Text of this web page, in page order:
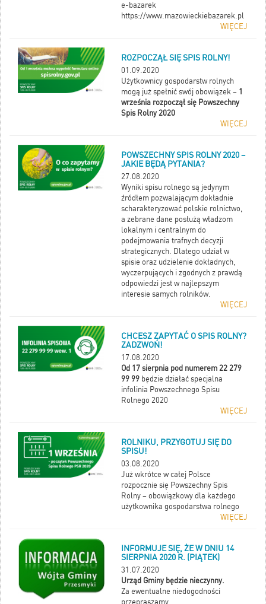
e-bazarek
https://www.mazowieckiebazarek.pl
WIĘCEJ
ROZPOCZĄŁ SIĘ SPIS ROLNY!
01.09.2020
Użytkownicy gospodarstw rolnych
mogą już spełnić swój obowiązek – 1
września rozpoczął się Powszechny
Spis Rolny 2020
WIĘCEJ
POWSZECHNY SPIS ROLNY 2020 –
JAKIE BĘDĄ PYTANIA?
27.08.2020
Wyniki spisu rolnego są jedynym
źródłem pozwalającym dokładnie
scharakteryzować polskie rolnictwo,
a zebrane dane posłużą władzom
lokalnym i centralnym do
podejmowania trafnych decyzji
strategicznych. Dlatego udział w
spisie oraz udzielenie dokładnych,
wyczerpujących i zgodnych z prawdą
odpowiedzi jest w najlepszym
interesie samych rolników.
WIĘCEJ
CHCESZ ZAPYTAĆ O SPIS ROLNY?
ZADZWOŃ!
17.08.2020
Od 17 sierpnia pod numerem 22 279
99 99 będzie działać specjalna
infolinia Powszechnego Spisu
Rolnego 2020
WIĘCEJ
ROLNIKU, PRZYGOTUJ SIĘ DO
SPISU!
03.08.2020
Już wkrótce w całej Polsce
rozpocznie się Powszechny Spis
Rolny – obowiązkowy dla każdego
użytkownika gospodarstwa rolnego
WIĘCEJ
INFORMUJE SIĘ, ŻE W DNIU 14
SIERPNIA 2020 R. (PIĄTEK)
31.07.2020
Urząd Gminy będzie nieczynny.
Za ewentualne niedogodności
przepraszamy.